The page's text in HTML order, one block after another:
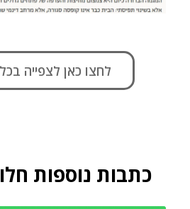
לחצו כאן לצפייה
כתבות נוספות